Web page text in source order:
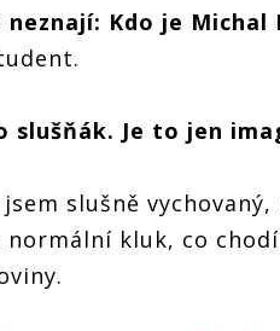
si nehraju a tím
pádem jsem na
pódiu tak trochu
Kdo je Michal
slušňák. Je to jen
slušně
normální kluk, co